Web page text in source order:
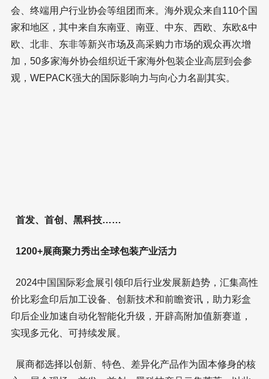
会、终端用户行业协会等组团而来。海外观众来自110个国
家和地区，其中来自东南亚、南亚、中东、西欧、东欧&中
欧、北非、东非等新兴市场及高采购力市场的观众再次增
加，50多家海外协会组织近千家海外包装企业高层到会参
观，WEPACK强大的国际影响力与向心力名副其实。
首发、首创、黑科技……
1200+展商聚力秀出全球包装产业活力
2024中国国际彩盒展引领印后行业发展新趋势，汇集高性
价比彩盒印后加工设备、创新技术和前瞻资讯，助力彩盒
印后企业加速自动化智能化升级，开辟高附加值新赛道，
实现多元化、可持续发展。
展商都选择以创新、特色、差异化产品作为固本修身的核